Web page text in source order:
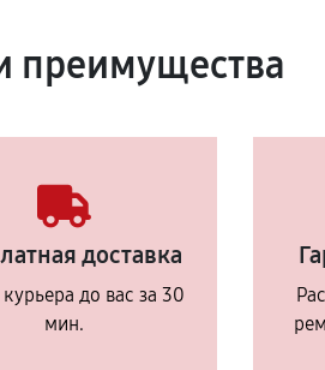
преимущества
доставка
до вас за 30
мин.